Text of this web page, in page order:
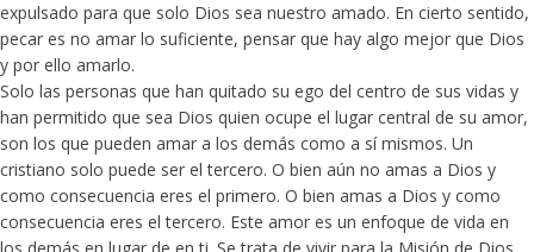
expulsado para que solo Dios sea nuestro amado. En cierto sentido,
pecar es no amar lo suficiente, pensar que hay algo mejor que Dios
y por ello amarlo.
Solo las personas que han quitado su ego del centro de sus vidas y
han permitido que sea Dios quien ocupe el lugar central de su amor,
son los que pueden amar a los demás como a sí mismos. Un
cristiano solo puede ser el tercero. O bien aún no amas a Dios y
como consecuencia eres el primero. O bien amas a Dios y como
consecuencia eres el tercero. Este amor es un enfoque de vida en